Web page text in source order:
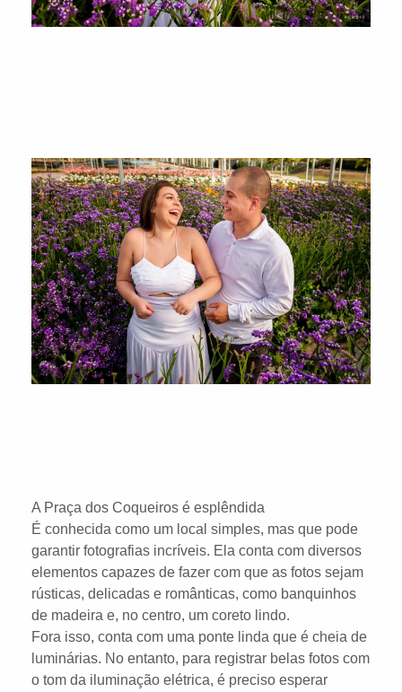
A Praça dos Coqueiros é esplêndida
É conhecida como um local simples, mas que pode
garantir fotografias incríveis. Ela conta com diversos
elementos capazes de fazer com que as fotos sejam
rústicas, delicadas e românticas, como banquinhos
de madeira e, no centro, um coreto lindo.
Fora isso, conta com uma ponte linda que é cheia de
luminárias. No entanto, para registrar belas fotos com
o tom da iluminação elétrica, é preciso esperar